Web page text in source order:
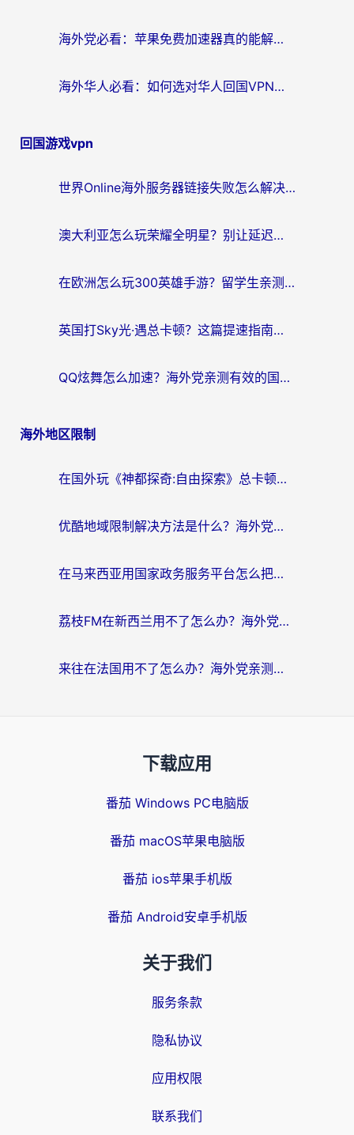
海外党必看：苹果免费加速器真的能解决回国访问难题吗？附实测对比与全平台方案
海外华人必看：如何选对华人回国VPN，无缝刷国内剧、玩手游？
回国游戏vpn
世界Online海外服务器链接失败怎么解决？告别卡顿延迟，海外玩国服游戏的正确打开方式
澳大利亚怎么玩荣耀全明星？别让延迟毁了你的连招！海外党专属加速攻略
在欧洲怎么玩300英雄手游？留学生亲测有效的国服游戏加速指南
英国打Sky光·遇总卡顿？这篇提速指南帮你找回治愈感
QQ炫舞怎么加速？海外党亲测有效的国服游戏加速指南（附失落城堡金铲铲之战解决方案）
海外地区限制
在国外玩《神都探奇:自由探索》总卡顿？3个实用技巧解决海外党追剧、社交、游戏难题
优酷地域限制解决方法是什么？海外党亲测有效的回国加速指南
在马来西亚用国家政务服务平台怎么把定位修改到中国国内？海外党解决数字壁垒的实用指南
荔枝FM在新西兰用不了怎么办？海外党必看的回国加速解决方案
来往在法国用不了怎么办？海外党亲测有效的回国加速指南
下载应用
番茄 Windows PC电脑版
番茄 macOS苹果电脑版
番茄 ios苹果手机版
番茄 Android安卓手机版
关于我们
服务条款
隐私协议
应用权限
联系我们